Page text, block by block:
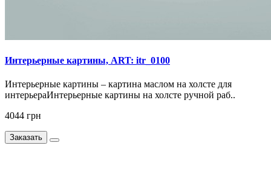
Интерьерные картины, ART: itr_0100
Интерьерные картины – картина маслом на холсте для
интерьераИнтерьерные картины на холсте ручной раб..
4044 грн
Заказать